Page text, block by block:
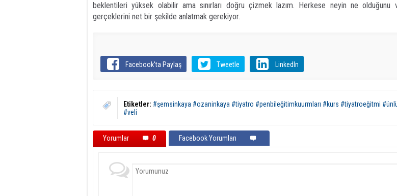
beklentileri yüksek olabilir ama sınırları doğru çizmek lazım. Herkese neyin ne olduğunu
gerçeklerini net bir şekilde anlatmak gerekiyor.
Facebook'ta Paylaş Tweetle LinkedIn
Etiketler: #şemsinkaya #ozaninkaya #tiyatro #penbileğitimkuurmları #kurs #tiyatroeğitmi
#veli
Yorumlar 0 Facebook Yorumları